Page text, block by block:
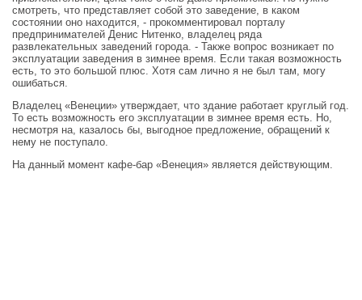
смотреть, что представляет собой это заведение, в каком
состоянии оно находится, - прокомментировал порталу
предпринимателей Денис Нитенко, владелец ряда
развлекательных заведений города. - Также вопрос возникает по
эксплуатации заведения в зимнее время. Если такая возможность
есть, то это большой плюс. Хотя сам лично я не был там, могу
ошибаться.
Владелец «Венеции» утверждает, что здание работает круглый год.
То есть возможность его эксплуатации в зимнее время есть. Но,
несмотря на, казалось бы, выгодное предложение, обращений к
нему не поступало.
На данный момент кафе-бар «Венеция» является действующим.